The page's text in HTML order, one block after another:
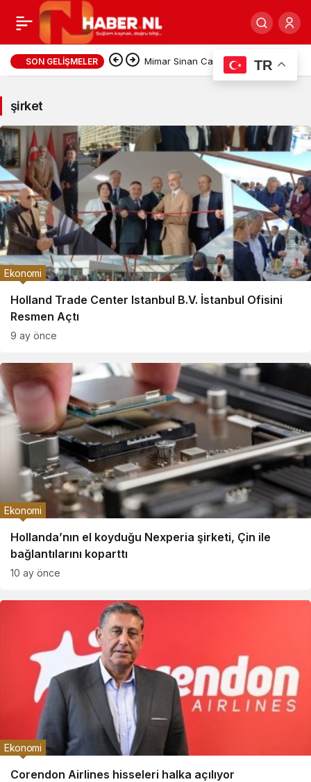
şirket
Haberleri
SON GELIŞMELER Mimar Sinan Camii’nin Kurucu
şirket
Holland Trade Center Istanbul B.V. İstanbul Ofisini
Resmen Açtı
Ekonomi
9 ay önce
Hollanda’nın el koyduğu Nexperia şirketi, Çin ile
bağlantılarını koparttı
Ekonomi
10 ay önce
Corendon Airlines hisseleri halka açılıyor
Ekonomi
TR